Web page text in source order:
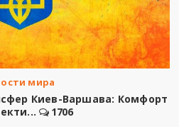
мира
Киев-Варшава: Комфорт
1706